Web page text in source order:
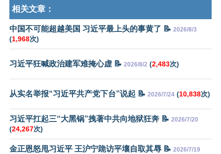
相关文章：
中国不可能超越美国 习近平最上头的事黄了 📝 2026/8/3
(1,968次)
习近平狂喊政治建军难掩心虚 📝 2026/8/2 (2,483次)
从实名举报“习近平共产党下台”说起 📝 2026/7/24 (10,838次)
习近平扛起三“大黑锅”拽著中共向地狱狂奔 📝 2026/7/20
(24,267次)
金正恩怒甩习近平 王沪宁跪访平壤自取其辱 📝 2026/7/19